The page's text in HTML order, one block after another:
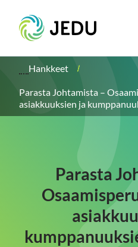
sisältöön
Etusivu
Hankkeet
Parasta Johtamista –
asiakkuuksien ja
Parasta